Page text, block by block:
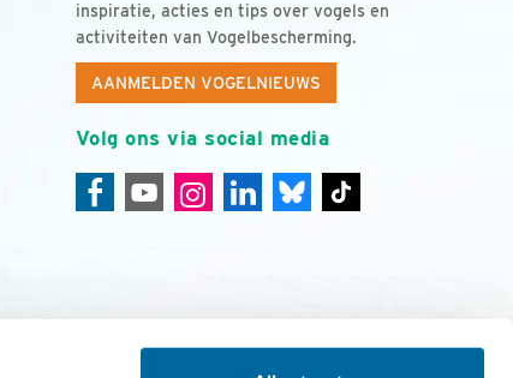
inspiratie, acties en tips over vogels en
activiteiten van Vogelbescherming.
AANMELDEN VOGELNIEUWS
Volg ons via social media